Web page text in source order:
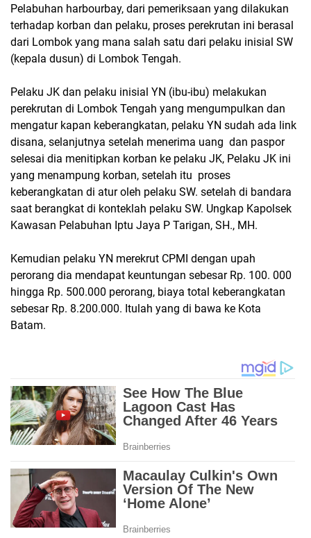
Pelabuhan harbourbay, dari pemeriksaan yang dilakukan
terhadap korban dan pelaku, proses perekrutan ini berasal
dari Lombok yang mana salah satu dari pelaku inisial SW
(kepala dusun) di Lombok Tengah.
Pelaku JK dan pelaku inisial YN (ibu-ibu) melakukan
perekrutan di Lombok Tengah yang mengumpulkan dan
mengatur kapan keberangkatan, pelaku YN sudah ada link
disana, selanjutnya setelah menerima uang dan paspor
selesai dia menitipkan korban ke pelaku JK, Pelaku JK ini
yang menampung korban, setelah itu proses
keberangkatan di atur oleh pelaku SW. setelah di bandara
saat berangkat di konteklah pelaku SW. Ungkap Kapolsek
Kawasan Pelabuhan Iptu Jaya P Tarigan, SH., MH.
Kemudian pelaku YN merekrut CPMI dengan upah
perorang dia mendapat keuntungan sebesar Rp. 100. 000
hingga Rp. 500.000 perorang, biaya total keberangkatan
sebesar Rp. 8.200.000. Itulah yang di bawa ke Kota
Batam.